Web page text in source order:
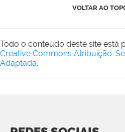
VOLTAR AO
Todo o conteúdo deste site está
Creative Commons Atribuição-
Adaptada.